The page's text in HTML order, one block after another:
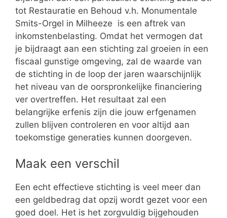
tot Restauratie en Behoud v.h. Monumentale
Smits-Orgel in Milheeze is een aftrek van
inkomstenbelasting. Omdat het vermogen dat
je bijdraagt aan een stichting zal groeien in een
fiscaal gunstige omgeving, zal de waarde van
de stichting in de loop der jaren waarschijnlijk
het niveau van de oorspronkelijke financiering
ver overtreffen. Het resultaat zal een
belangrijke erfenis zijn die jouw erfgenamen
zullen blijven controleren en voor altijd aan
toekomstige generaties kunnen doorgeven.
Maak een verschil
Een echt effectieve stichting is veel meer dan
een geldbedrag dat opzij wordt gezet voor een
goed doel. Het is het zorgvuldig bijgehouden